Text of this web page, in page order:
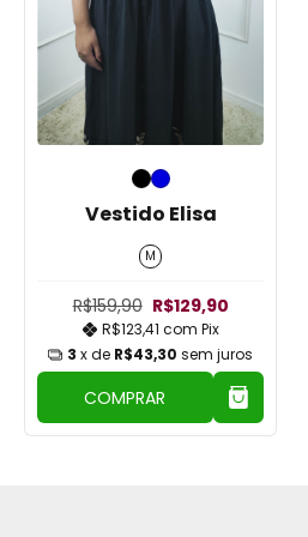
Vestido Elisa
M
R$159,90 R$129,90
R$123,41 com Pix
3 x de R$43,30 sem juros
COMPRAR